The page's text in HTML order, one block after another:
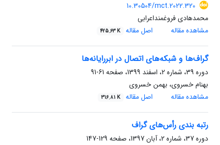
10.30504/mct.2022.320
محمدهادی فروغمنداعرابی
مشاهده مقاله
اصل مقاله 425.63 K
گراف‌ها و شبکه‌های اتصال در ابررایانه‌ها
دوره 39، شماره 2، اسفند 1399، صفحه
61-91
بهنام خسروی، بهمن خسروی
مشاهده مقاله
اصل مقاله 316.81 K
رتبه بندی رأس‌های گراف
دوره 37، شماره 2، آبان 1397، صفحه
129-147